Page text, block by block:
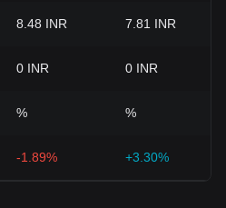
8.48 INR 7.81 INR
0 INR 0 INR
% %
-1.89% +3.30%